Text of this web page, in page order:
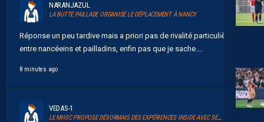
NARANJAZUL
LA BUTTE PAILLADE ORGANISE LE DÉPLACEMENT À NANCY
Réponse un peu tardive mais a priori pas de rivalité particulière
entre nancéeins et pailladins, enfin pas que je sache....
8 minutes ago
VEDAS-1
LE MHSC PROPOSE DÉSORMAIS DES EXPÉRIENCES INSIDE AVEC SERSOU